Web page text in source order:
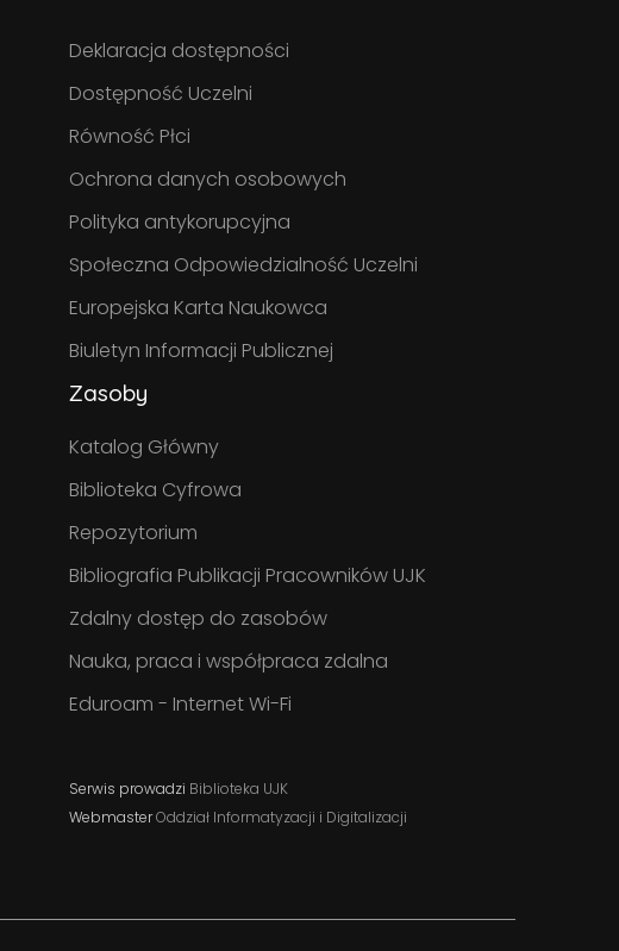
Deklaracja dostępności
Dostępność Uczelni
Równość Płci
Ochrona danych osobowych
Polityka antykorupcyjna
Społeczna Odpowiedzialność Uczelni
Europejska Karta Naukowca
Biuletyn Informacji Publicznej
Zasoby
Katalog Główny
Biblioteka Cyfrowa
Repozytorium
Bibliografia Publikacji Pracowników UJK
Zdalny dostęp do zasobów
Nauka, praca i współpraca zdalna
Eduroam - Internet Wi-Fi
Serwis prowadzi Biblioteka UJK
WebmasterOddział Informatyzacji i Digitalizacji